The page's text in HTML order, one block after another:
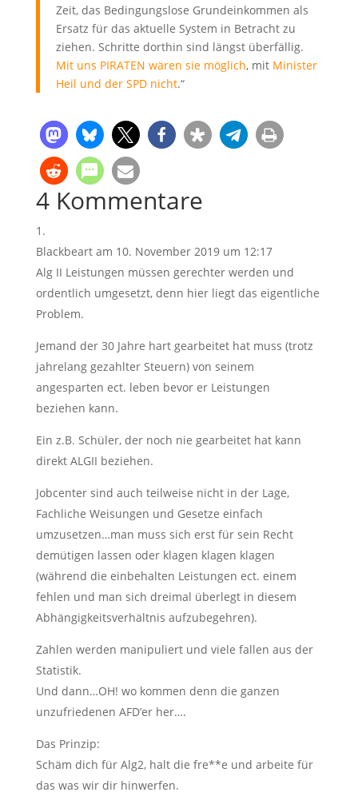
Zeit, das Bedingungslose Grundeinkommen als
Ersatz für das aktuelle System in Betracht zu
ziehen. Schritte dorthin sind längst überfällig.
Mit uns PIRATEN wären sie möglich, mit Minister
Heil und der SPD nicht.“
4 Kommentare
Blackbeart am 10. November 2019 um 12:17
Alg II Leistungen müssen gerechter werden und
ordentlich umgesetzt, denn hier liegt das eigentliche
Problem.
Jemand der 30 Jahre hart gearbeitet hat muss (trotz
jahrelang gezahlter Steuern) von seinem
angesparten ect. leben bevor er Leistungen
beziehen kann.
Ein z.B. Schüler, der noch nie gearbeitet hat kann
direkt ALGII beziehen.
Jobcenter sind auch teilweise nicht in der Lage,
Fachliche Weisungen und Gesetze einfach
umzusetzen…man muss sich erst für sein Recht
demütigen lassen oder klagen klagen klagen
(während die einbehalten Leistungen ect. einem
fehlen und man sich dreimal überlegt in diesem
Abhängigkeitsverhältnis aufzubegehren).
Zahlen werden manipuliert und viele fallen aus der
Statistik.
Und dann…OH! wo kommen denn die ganzen
unzufriedenen AFD’er her….
Das Prinzip:
Schäm dich für Alg2, halt die fre**e und arbeite für
das was wir dir hinwerfen.